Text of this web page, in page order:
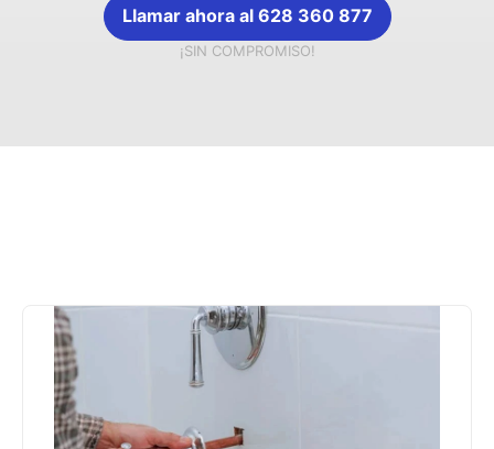
Llamar ahora al 628 360 877
¡SIN COMPROMISO!